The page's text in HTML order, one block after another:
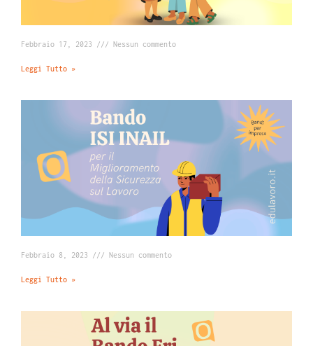
Febbraio 17, 2023 Nessun commento
Leggi Tutto »
Febbraio 8, 2023 Nessun commento
Leggi Tutto »